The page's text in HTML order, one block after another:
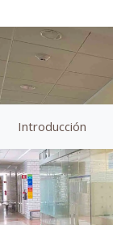
Introducción